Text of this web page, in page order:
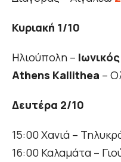
Κυριακή 1/10
Ηλιούπολη – Ιωνικός
Athens Kallithea –
Δευτέρα 2/10
15:00 Χανιά –
16:00 Καλαμάτα –